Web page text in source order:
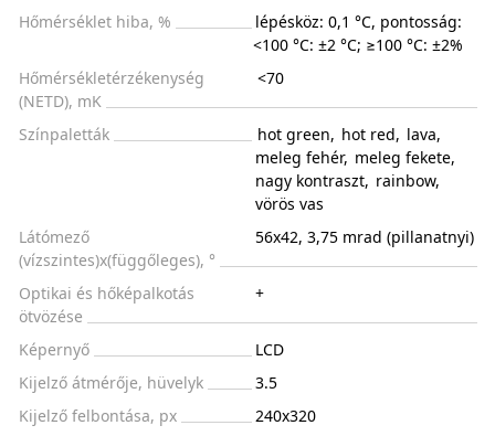
Hőmérséklet hiba, %
lépésköz: 0,1 °C, pontosság:
<100 °C: ±2 °C; ≥100 °C: ±2%
Hőmérsékletérzékenység
(NETD), mK
<70
Színpaletták hot green, hot red, lava,
meleg fehér, meleg fekete,
nagy kontraszt, rainbow,
vörös vas
Látómező
(vízszintes)x(függőleges), °
56x42, 3,75 mrad (pillanatnyi)
Optikai és hőképalkotás
ötvözése
+
Képernyő
LCD
Kijelző átmérője, hüvelyk
3.5
Kijelző felbontása, px
240x320